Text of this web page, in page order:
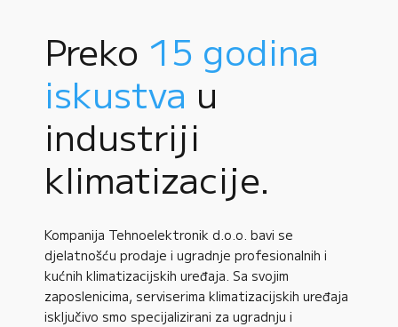
Preko 15 godina
iskustva u
industriji
klimatizacije.
Kompanija Tehnoelektronik d.o.o. bavi se
djelatnošću prodaje i ugradnje profesionalnih i
kućnih klimatizacijskih uređaja. Sa svojim
zaposlenicima, serviserima klimatizacijskih uređaja
isključivo smo specijalizirani za ugradnju i